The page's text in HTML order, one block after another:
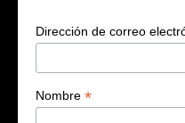
Dirección de correo
Nombre *